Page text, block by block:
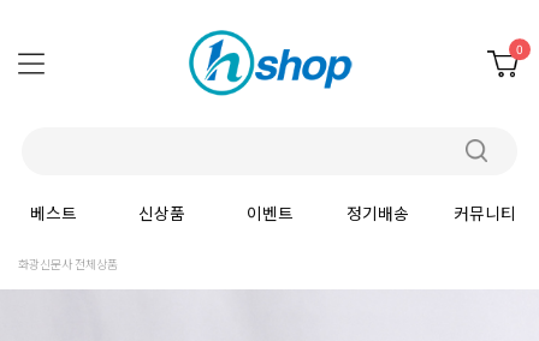
0
베스트 신상품 이벤트 정기배송 커뮤니티
화광신문사 전체상품